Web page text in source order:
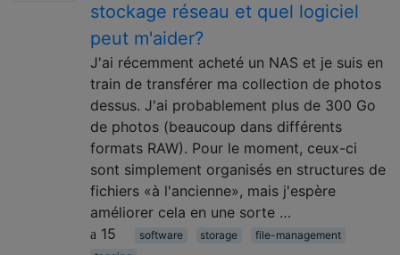
stockage réseau et quel logiciel
peut m'aider?
J'ai récemment acheté un NAS et je suis en
train de transférer ma collection de photos
dessus. J'ai probablement plus de 300 Go
de photos (beaucoup dans différents
formats RAW). Pour le moment, ceux-ci
sont simplement organisés en structures de
fichiers «à l'ancienne», mais j'espère
améliorer cela en une sorte …
15
software storage
file-management